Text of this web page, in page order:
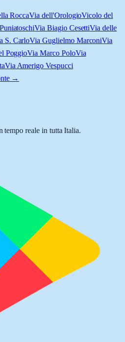
RoccaVia dell'OrologioVicolo del
Via Biagio CesettiVia delle
S. CarloVia Guglielmo MarconiVia
PoggioVia Marco PoloVia
Via Amerigo Vespucci
→
tempo reale in tutta Italia.